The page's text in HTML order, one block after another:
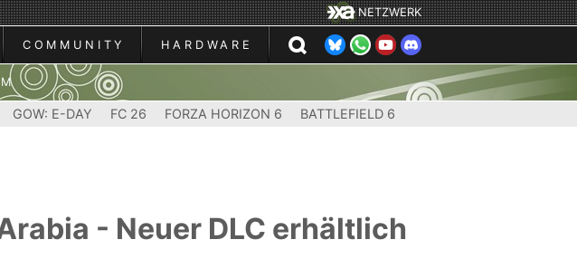
NETZWERK
COMMUNITY HARDWARE
GOW: E-DAY FC 26 FORZA HORIZON 6 BATTLEFIELD 6
- Neuer DLC erhältlich